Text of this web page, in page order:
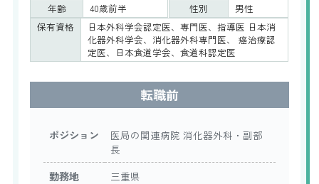
年齢 40歳前半 性別
男性
保有資格
日本外科学会認定医、専門医、指導医 日本消
化器外科学会、消化器外科専門医、 癌治療認
定医、日本食道学会、食道科認定医
転職前
ポジション
医局の関連病院 消化器外科・副部
長
勤務地 三重県